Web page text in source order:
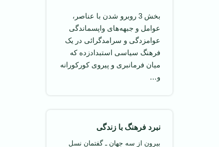
بخش 3 روبرو شدن با عناصر،
عوامل و جبهه‌های واپسماندگی
عوامزدگی و سرامد‌گرائی در یک
فرهنگ سیاسی استبداد‌زده که
میان فرمانبری و پیروی کورکورانه
و…
نبرد فرهنگ با زندگی
بیرون از سه جهان ـ گفتمان نسل